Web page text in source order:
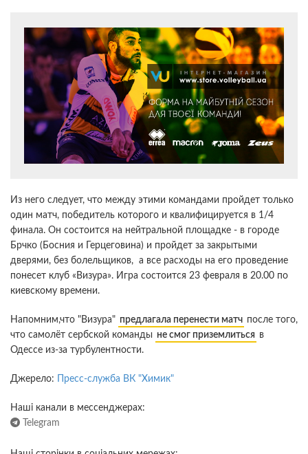
Из него следует, что между этими командами пройдет только
один матч, победитель которого и квалифицируется в 1/4
финала. Он состоится на нейтральной площадке - в городе
Брчко (Босния и Герцеговина) и пройдет за закрытыми
дверями, без болельщиков, а все расходы на его проведение
понесет клуб «Визура». Игра состоится 23 февраля в 20.00 по
киевскому времени.
Напомним,что "Визура" предлагала перенести матч после того,
что самолёт сербской команды не смог приземлиться в
Одессе из-за турбулентности.
Джерело: Пресс-служба ВК "Химик"
Наші канали в мессенджерах:
Telegram